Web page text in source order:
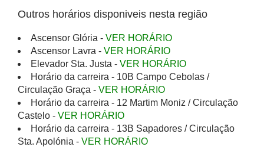
Outros horários disponiveis nesta região
Ascensor Glória - VER HORÁRIO
Ascensor Lavra - VER HORÁRIO
Elevador Sta. Justa - VER HORÁRIO
Horário da carreira - 10B Campo Cebolas /
Circulação Graça - VER HORÁRIO
Horário da carreira - 12 Martim Moniz / Circulação
Castelo - VER HORÁRIO
Horário da carreira - 13B Sapadores / Circulação
Sta. Apolónia - VER HORÁRIO